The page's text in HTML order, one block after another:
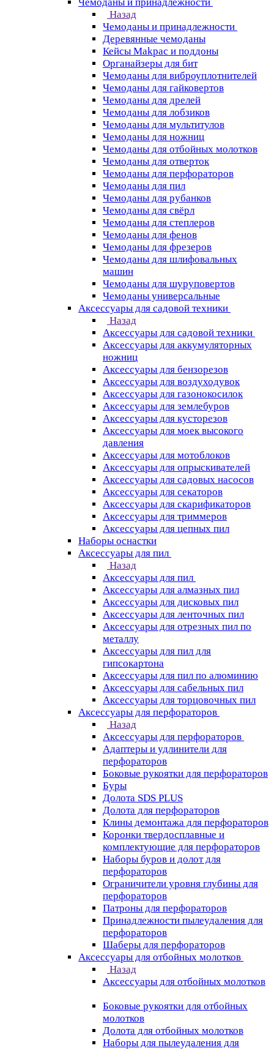
Назад
Чемоданы и принадлежности
Деревянные чемоданы
Кейсы Makpac и поддоны
Органайзеры для бит
Чемоданы для виброуплотнителей
Чемоданы для гайковертов
Чемоданы для дрелей
Чемоданы для лобзиков
Чемоданы для мультитулов
Чемоданы для ножниц
Чемоданы для отбойных молотков
Чемоданы для отверток
Чемоданы для перфораторов
Чемоданы для пил
Чемоданы для рубанков
Чемоданы для свёрл
Чемоданы для степлеров
Чемоданы для фенов
Чемоданы для фрезеров
Чемоданы для шлифовальных
машин
Чемоданы для шуруповертов
Чемоданы универсальные
Аксессуары для садовой техники
Назад
Аксессуары для садовой техники
Аксессуары для аккумуляторных
ножниц
Аксессуары для бензорезов
Аксессуары для воздуходувок
Аксессуары для газонокосилок
Аксессуары для землебуров
Аксессуары для кусторезов
Аксессуары для моек высокого
давления
Аксессуары для мотоблоков
Аксессуары для опрыскивателей
Аксессуары для садовых насосов
Аксессуары для секаторов
Аксессуары для скарификаторов
Аксессуары для триммеров
Аксессуары для цепных пил
Наборы оснастки
Аксессуары для пил
Назад
Аксессуары для пил
Аксессуары для алмазных пил
Аксессуары для дисковых пил
Аксессуары для ленточных пил
Аксессуары для отрезных пил по
металлу
Аксессуары для пил для
гипсокартона
Аксессуары для пил по алюминию
Аксессуары для сабельных пил
Аксессуары для торцовочных пил
Аксессуары для перфораторов
Назад
Аксессуары для перфораторов
Адаптеры и удлинители для
перфораторов
Боковые рукоятки для перфораторов
Буры
Долота SDS PLUS
Долота для перфораторов
Клины демонтажа для перфораторов
Коронки твердосплавные и
комплектующие для перфораторов
Наборы буров и долот для
перфораторов
Ограничители уровня глубины для
перфораторов
Патроны для перфораторов
Принадлежности пылеудаления для
перфораторов
Шаберы для перфораторов
Аксессуары для отбойных молотков
Назад
Аксессуары для отбойных молотков
Боковые рукоятки для отбойных
молотков
Долота для отбойных молотков
Наборы для пылеудаления для